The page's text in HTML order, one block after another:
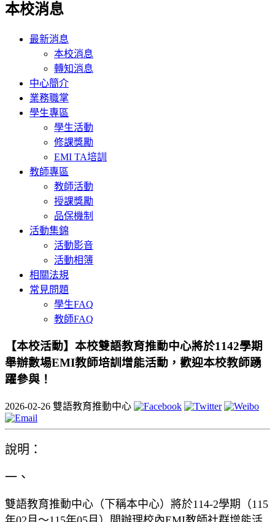
本校消息
最新消息
本校消息
轉知消息
中心簡介
業務職掌
學生專區
學生活動
修課獎勵
EMI TA培訓
教師專區
教師活動
授課獎勵
品保機制
活動集錦
活動影音
活動相簿
相關法規
常見問題
學生FAQ
教師FAQ
【本校活動】本校雙語教育推動中心將於1142學期
舉辦數場EMI教師培訓增能活動，歡迎本校教師踴
躍參與！
2026-02-26 雙語教育推動中心
說明：
一、
雙語教育推動中心（下稱本中心）將於114-2學期（115